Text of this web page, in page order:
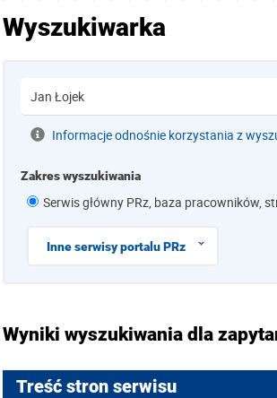
Wyszukiwarka
Informacje odnośnie korzystania z
Zakres wyszukiwania
Serwis główny PRz, baza pracowników,
Inne serwisy portalu PRz
Wyniki wyszukiwania dla
Treść stron serwisu